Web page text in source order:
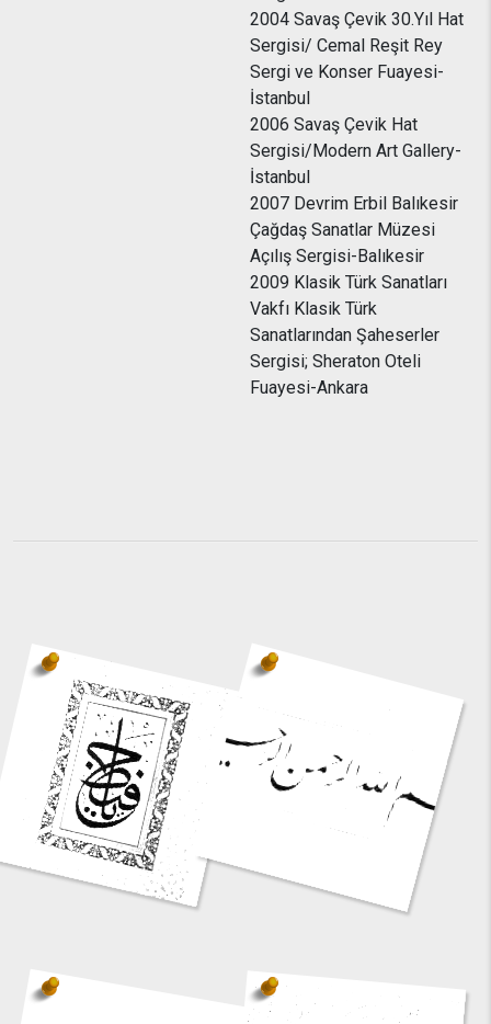
2004 Savaş Çevik 30.Yıl Hat
Sergisi/ Cemal Reşit Rey
Sergi ve Konser Fuayesi-
İstanbul
2006 Savaş Çevik Hat
Sergisi/Modern Art Gallery-
İstanbul
2007 Devrim Erbil Balıkesir
Çağdaş Sanatlar Müzesi
Açılış Sergisi-Balıkesir
2009 Klasik Türk Sanatları
Vakfı Klasik Türk
Sanatlarından Şaheserler
Sergisi; Sheraton Oteli
Fuayesi-Ankara